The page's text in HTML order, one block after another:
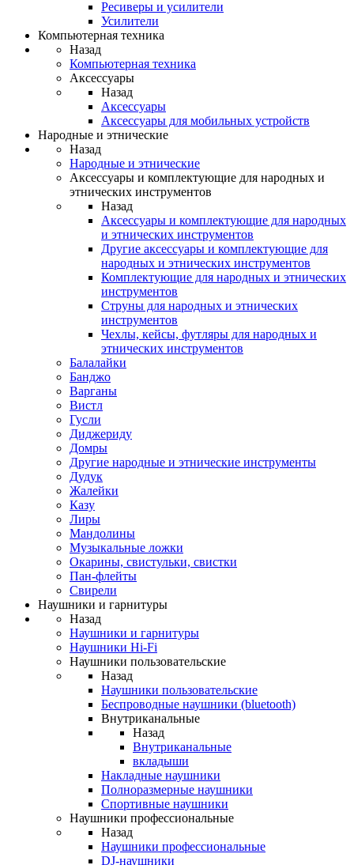
Ресиверы и усилители
Усилители
Компьютерная техника
Назад
Компьютерная техника
Аксессуары
Назад
Аксессуары
Аксессуары для мобильных устройств
Народные и этнические
Назад
Народные и этнические
Аксессуары и комплектующие для народных и
этнических инструментов
Назад
Аксессуары и комплектующие для народных
и этнических инструментов
Другие аксессуары и комплектующие для
народных и этнических инструментов
Комплектующие для народных и этнических
инструментов
Струны для народных и этнических
инструментов
Чехлы, кейсы, футляры для народных и
этнических инструментов
Балалайки
Банджо
Варганы
Вистл
Гусли
Диджериду
Домры
Другие народные и этнические инструменты
Дудук
Жалейки
Казу
Лиры
Мандолины
Музыкальные ложки
Окарины, свистульки, свистки
Пан-флейты
Свирели
Наушники и гарнитуры
Назад
Наушники и гарнитуры
Наушники Hi-Fi
Наушники пользовательские
Назад
Наушники пользовательские
Беспроводные наушники (bluetooth)
Внутриканальные
Назад
Внутриканальные
вкладыши
Накладные наушники
Полноразмерные наушники
Спортивные наушники
Наушники профессиональные
Назад
Наушники профессиональные
DJ-наушники